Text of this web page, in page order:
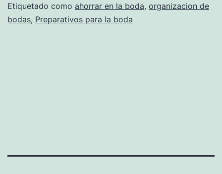
de
tu
Etiquetado como ahorrar en la boda, organizacion de
bodas, Preparativos para la boda